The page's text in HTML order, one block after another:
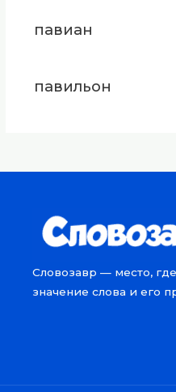
павиан
павильон
Словозавр — место,
значение слова и его